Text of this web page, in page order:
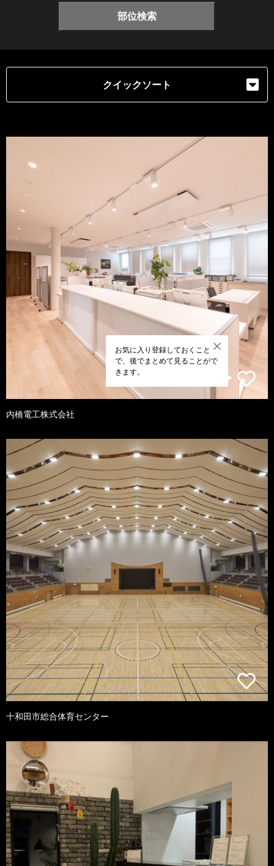
部位検索
クイックソート
お気に入り登録しておくこと
で、後でまとめて見ることがで
きます。
内橋電工株式会社
十和田市総合体育センター